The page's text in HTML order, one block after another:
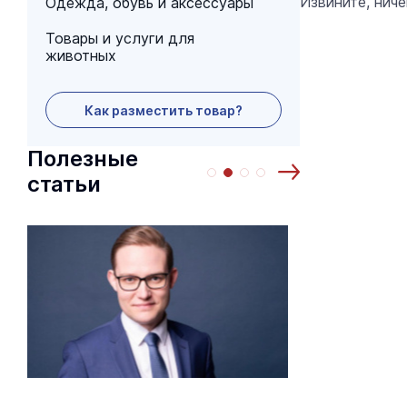
Товары и услуги для
животных
Как разместить товар?
Полезные
статьи